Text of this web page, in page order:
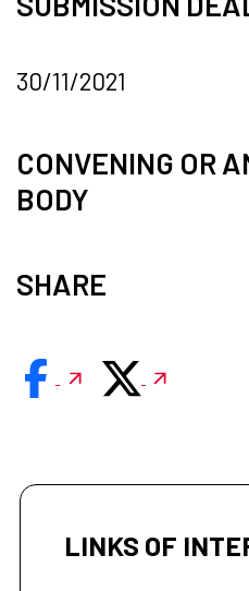
30/11/2021
CONVENING OR
BODY
SHARE
LINKS OF